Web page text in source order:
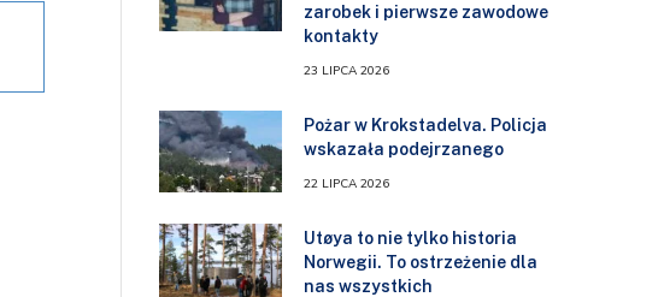
zarobek i pierwsze zawodowe
kontakty
23 LIPCA 2026
Pożar w Krokstadelva. Policja
wskazała podejrzanego
22 LIPCA 2026
Utøya to nie tylko historia
Norwegii. To ostrzeżenie dla
nas wszystkich